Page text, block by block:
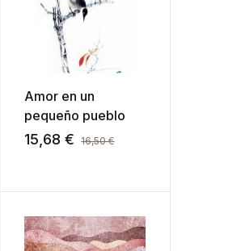
Amor en un
pequeño pueblo
15,68€ 16,50€